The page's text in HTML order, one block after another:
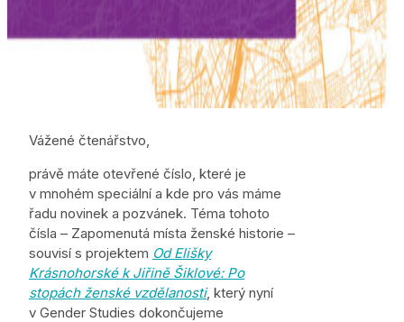
Vážené čtenářstvo,
právě máte otevřené číslo, které je
v mnohém speciální a kde pro vás máme
řadu novinek a pozvánek. Téma tohoto
čísla – Zapomenutá místa ženské historie –
souvisí s projektem Od Elišky
Krásnohorské k Jiřině Šiklové: Po
stopách ženské vzdělanosti, který nyní
v Gender Studies dokončujeme